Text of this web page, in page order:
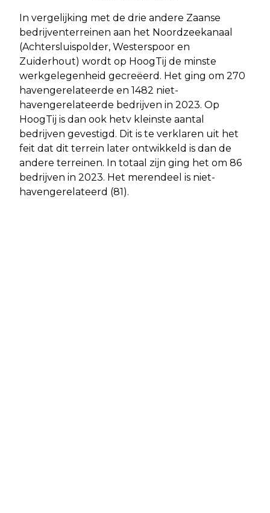
In vergelijking met de drie andere Zaanse
bedrijventerreinen aan het Noordzeekanaal
(Achtersluispolder, Westerspoor en
Zuiderhout) wordt op HoogTij de minste
werkgelegenheid gecreëerd. Het ging om 270
havengerelateerde en 1482 niet-
havengerelateerde bedrijven in 2023. Op
HoogTij is dan ook hetv kleinste aantal
bedrijven gevestigd. Dit is te verklaren uit het
feit dat dit terrein later ontwikkeld is dan de
andere terreinen. In totaal zijn ging het om 86
bedrijven in 2023. Het merendeel is niet-
havengerelateerd (81).